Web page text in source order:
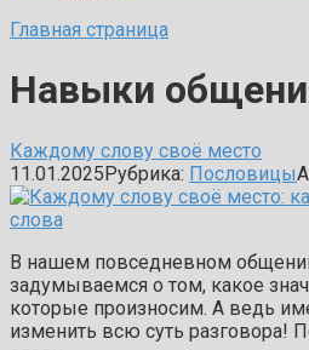
Главная страница
Навыки
Каждому слову своё место
11.01.2025Рубрика: Пословицы
В нашем повседневном
задумываемся о том, какое
которые произносим. А ведь
изменить всю суть разговора!